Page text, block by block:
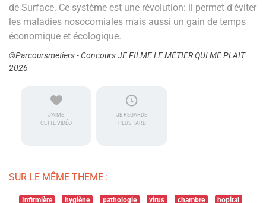
de Surface. Ce système est une révolution: il permet d'éviter
les maladies nosocomiales mais aussi un gain de temps
économique et écologique.
©Parcoursmetiers - Concours JE FILME LE MÉTIER QUI ME PLAIT
2026
J'AIME
CETTE VIDÉO
JE REGARDE
PLUS TARD
SUR LE MÊME THEME :
Infirmière hygiène pathologie virus chambre
hopital